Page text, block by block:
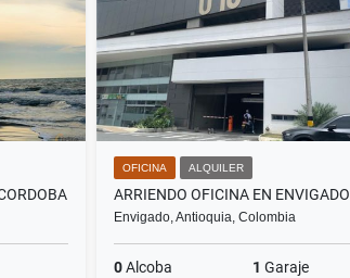
OFICINA ALQUILER
ARRIENDO OFICINA EN ENVIGADO
Envigado, Antioquia, Colombia
0Alcoba 1 Garaje